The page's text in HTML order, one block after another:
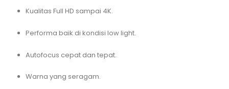
Kualitas Full HD sampai 4K.
Performa baik di kondisi low light.
Autofocus cepat dan tepat.
Warna yang seragam.